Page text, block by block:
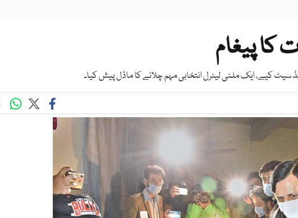
کا پیغام
کیے، ایک ملٹی لیٹرل انتخابی مہم چلانے کا ماڈل پیش کیا۔